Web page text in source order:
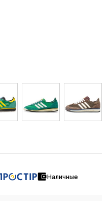
Наличные